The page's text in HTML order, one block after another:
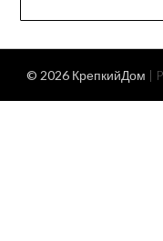
© 2026 КрепкийДом |